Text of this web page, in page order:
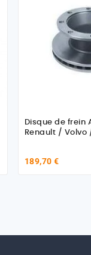
Disque de frein
Renault / Volvo
189,70 €